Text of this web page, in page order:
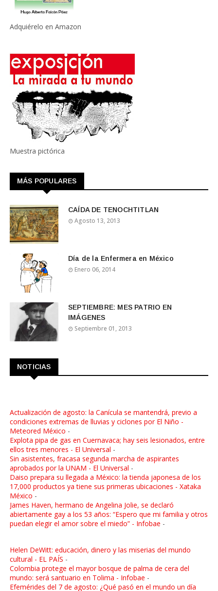
Adquiérelo en Amazon
Muestra pictórica
MÁS POPULARES
CAÍDA DE TENOCHTITLAN
Agosto 13, 2013
Día de la Enfermera en México
Enero 06, 2014
SEPTIEMBRE: MES PATRIO EN
IMÁGENES
Septiembre 01, 2013
NOTICIAS
Actualización de agosto: la Canícula se mantendrá, previo a
condiciones extremas de lluvias y ciclones por El Niño -
Meteored México -
Explota pipa de gas en Cuernavaca; hay seis lesionados, entre
ellos tres menores - El Universal -
Sin asistentes, fracasa segunda marcha de aspirantes
aprobados por la UNAM - El Universal -
Daiso prepara su llegada a México: la tienda japonesa de los
17,000 productos ya tiene sus primeras ubicaciones - Xataka
México -
James Haven, hermano de Angelina Jolie, se declaró
abiertamente gay a los 53 años: “Espero que mi familia y otros
puedan elegir el amor sobre el miedo” - Infobae -
Helen DeWitt: educación, dinero y las miserias del mundo
cultural - EL PAÍS -
Colombia protege el mayor bosque de palma de cera del
mundo: será santuario en Tolima - Infobae -
Efemérides del 7 de agosto: ¿Qué pasó en el mundo un día